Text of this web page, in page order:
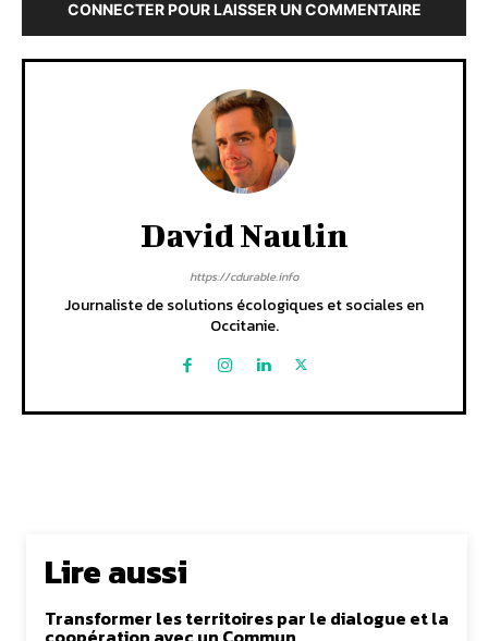
CONNECTER POUR LAISSER UN COMMENTAIRE
David Naulin
https://cdurable.info
Journaliste de solutions écologiques et sociales en
Occitanie.
Lire aussi
Transformer les territoires par le dialogue et la